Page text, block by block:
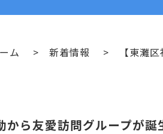
ム 新着情報 【東灘
から友愛訪問グループが誕